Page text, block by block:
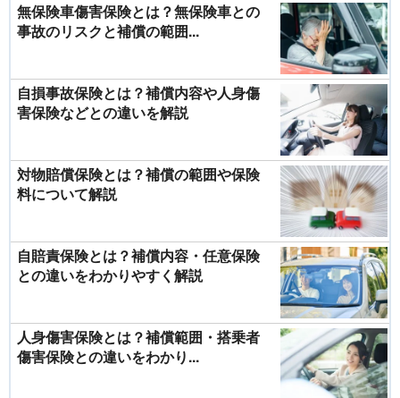
無保険車傷害保険とは？無保険車との
事故のリスクと補償の範囲...
自損事故保険とは？補償内容や人身傷
害保険などとの違いを解説
対物賠償保険とは？補償の範囲や保険
料について解説
自賠責保険とは？補償内容・任意保険
との違いをわかりやすく解説
人身傷害保険とは？補償範囲・搭乗者
傷害保険との違いをわかり...